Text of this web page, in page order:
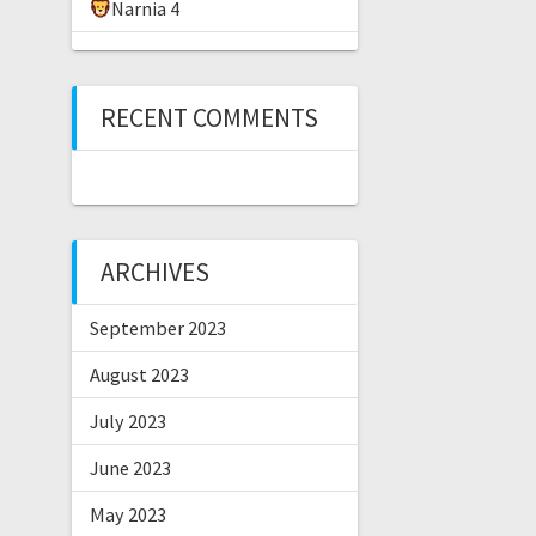
Narnia 4
RECENT COMMENTS
ARCHIVES
September 2023
August 2023
July 2023
June 2023
May 2023